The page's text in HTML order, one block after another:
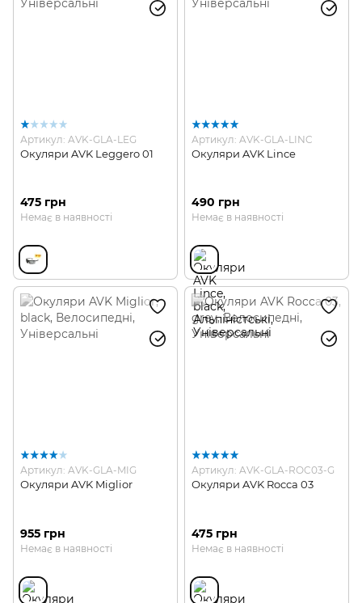
Артикул: AVK-GLA-LEG
Окуляри AVK Leggero 01
475 грн
Немає в наявності
Артикул: AVK-GLA-LINC
Окуляри AVK Lince
490 грн
Немає в наявності
Артикул: AVK-GLA-MIG
Окуляри AVK Miglior
955 грн
Немає в наявності
Артикул: AVK-GLA-ROC03-G
Окуляри AVK Rocca 03
475 грн
Немає в наявності